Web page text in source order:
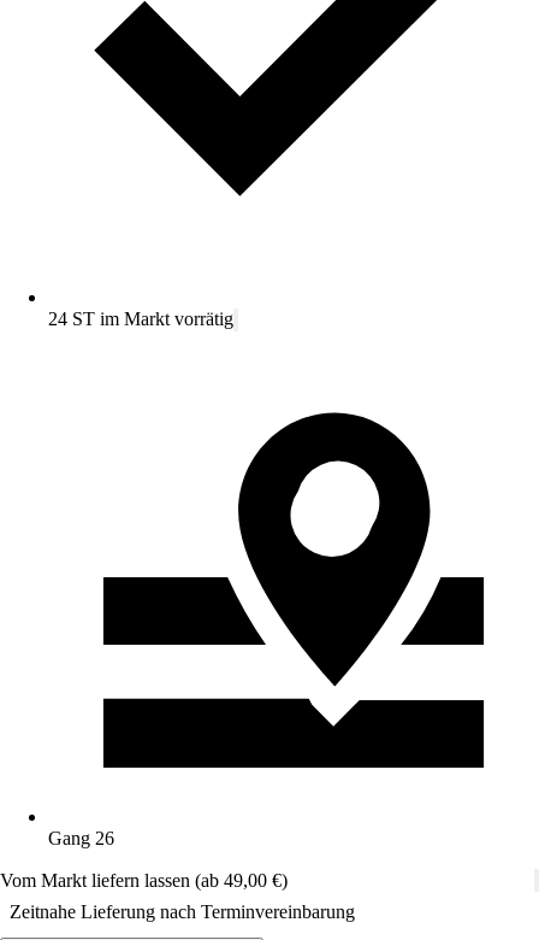
24 ST im Markt vorrätig
Gang 26
Vom Markt liefern lassen (ab 49,00 €)
Zeitnahe Lieferung nach Terminvereinbarung